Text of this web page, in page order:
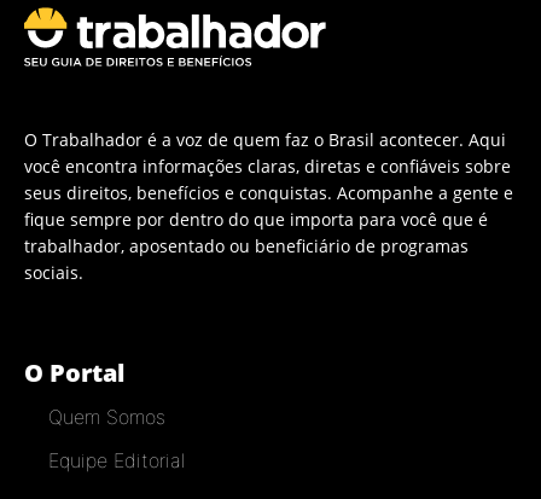
O Trabalhador é a voz de quem faz o Brasil acontecer. Aqui
você encontra informações claras, diretas e confiáveis sobre
seus direitos, benefícios e conquistas. Acompanhe a gente e
fique sempre por dentro do que importa para você que é
trabalhador, aposentado ou beneficiário de programas
sociais.
O Portal
Quem Somos
Equipe Editorial